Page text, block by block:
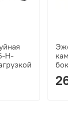
Н-